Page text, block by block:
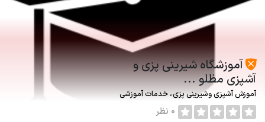
آموزشگاه شیرینی پزی و
آشپزی مظلو ...
آموزش آشپزی وشیرینی پزی خدمات آموزشی
0 نظر